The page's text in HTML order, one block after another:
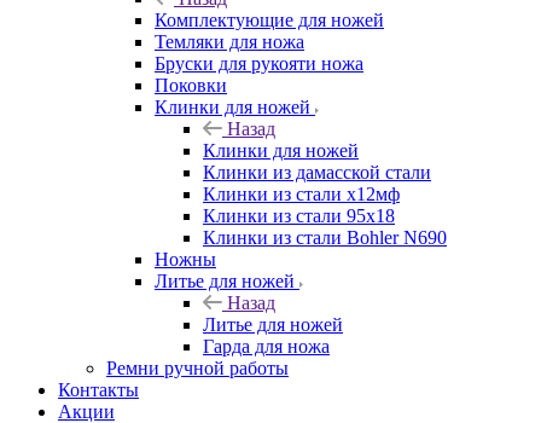
Комплектующие для ножей
Темляки для ножа
Бруски для рукояти ножа
Поковки
Клинки для ножей
Назад
Клинки для ножей
Клинки из дамасской стали
Клинки из стали х12мф
Клинки из стали 95х18
Клинки из стали Bohler N690
Ножны
Литье для ножей
Назад
Литье для ножей
Гарда для ножа
Ремни ручной работы
Контакты
Акции